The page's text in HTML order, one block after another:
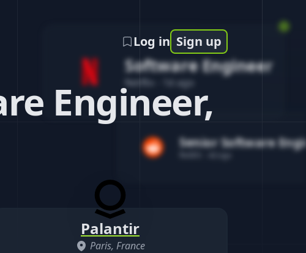
Software Engineer
Netflix 1d ago
Senior Software
Log in Sign up
Engineer,
Palantir
Paris, France